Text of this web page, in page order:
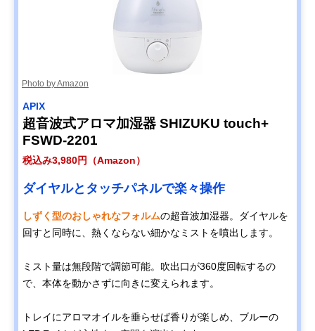
Photo by Amazon
APIX
超音波式アロマ加湿器 SHIZUKU touch+
FSWD-2201
税込み3,980円（Amazon）
ダイヤルとタッチパネルで楽々操作
しずく型のおしゃれなフォルムの超音波加湿器。ダイヤルを
回すと同時に、熱くならない細かなミストを噴出します。
ミスト量は無段階で調節可能。吹出口が360度回転するの
で、本体を動かさずに向きに変えられます。
トレイにアロマオイルを垂らせば香りが楽しめ、ブルーの